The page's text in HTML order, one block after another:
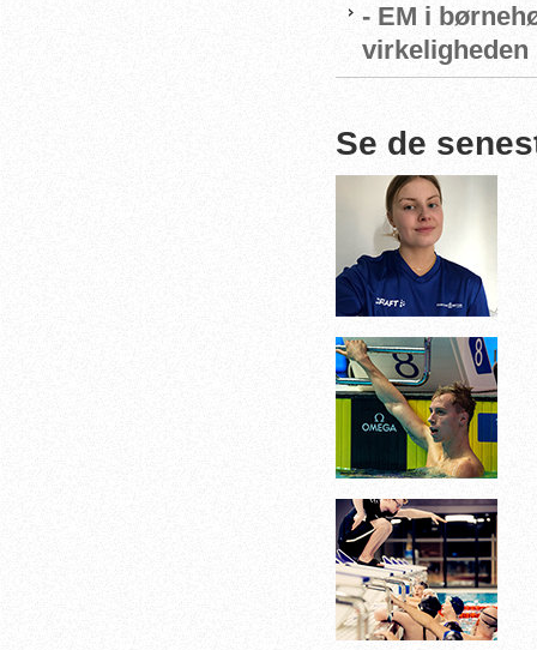
- EM i
virkeligheden
Se de